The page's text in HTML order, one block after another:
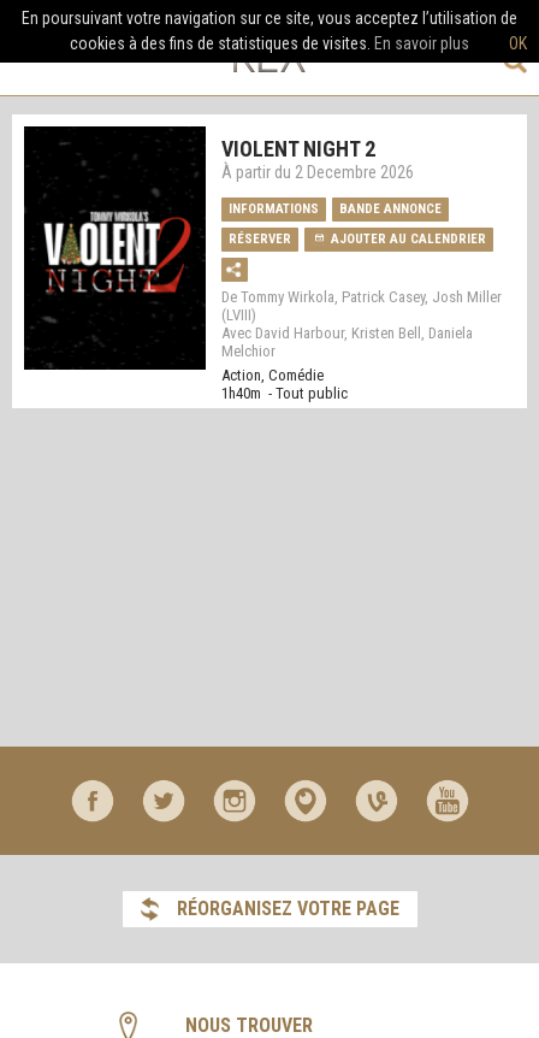
VIOLENT NIGHT 2
À partir du 2 Decembre 2026
INFORMATIONS
BANDE ANNONCE
RÉSERVER
AJOUTER AU CALENDRIER
De Tommy Wirkola, Patrick Casey, Josh Miller
(LVIII)
Avec David Harbour, Kristen Bell, Daniela
Melchior
Action, Comédie
1h40m - Tout public
RÉORGANISEZ VOTRE PAGE
NOUS TROUVER
OK
En poursuivant votre navigation sur ce site, vous acceptez l’utilisation de
cookies à des fins de statistiques de visites. En savoir plus